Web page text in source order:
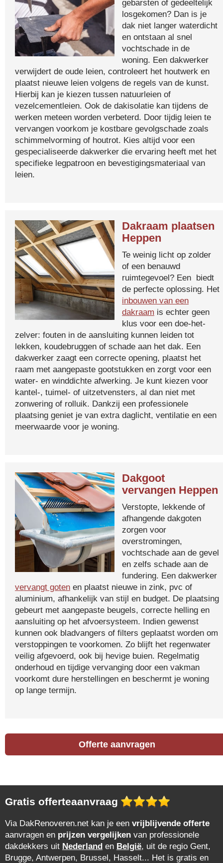
gebarsten of gedeeltelijk
losgekomen? Dan is je
dak niet langer waterdicht
en ontstaan al snel
vochtschade in de
woning. Een dakwerker
verwijdert de oude leien, controleert het houtwerk en
plaatst nieuwe leien volgens de regels van de kunst.
Hierbij kan je kiezen tussen natuurleien of
vezelcementleien. Ook de dakisolatie kan tijdens de
werken meteen worden verbeterd. Door tijdig leien te
vervangen voorkom je kostbare gevolgschade zoals
schimmelvorming of houtrot. Kies altijd voor een
gespecialiseerde dakwerker die ervaring heeft met het
specifieke legpatroon en bevestigingsmateriaal van
leien.
Dakraam plaatsen
Heppen
Te weinig licht op zolder
of een benauwd
ruimtegevoel? Een biedt
de perfecte oplossing. Het
inbouwen van een
dakraam is echter geen
klus voor een doe-het-
zelver: fouten in de aansluiting kunnen leiden tot
lekken, koudebruggen of schade aan het dak. Een
dakwerker zaagt een correcte opening, plaatst het
raam met aangepaste gootstukken en zorgt voor een
water- en winddichte afwerking. Je kunt kiezen voor
kantel-, tuimel- of uitzetvensters, al dan niet met
zonwering of rolluik. Dankzij een professionele
plaatsing geniet je van extra daglicht, ventilatie en een
meerwaarde voor je woning.
Dakgoot
vervangen Heppen
Verstopte, lekkende of
afhangende dakgoten
zorgen voor
overstromingen,
vochtschade aan de gevel
en zelfs schade aan de
fundering. Een dakwerker
vervangt goten en plaatst nieuwe in zink, pvc of
aluminium, afhankelijk van stijl en budget. De plaatsing
gebeurt met aangepaste beugels, correcte helling en
aansluiting op het afvoersysteem. Indien gewenst
kunnen ook bladvangers of filters geplaatst worden om
verstoppingen te voorkomen. Zo blijft het regenwater
veilig afgevoerd, ook bij hevige buien. Regelmatig
onderhoud en tijdige vervanging door een vakman
voorkomt dure herstellingen en beschermt je woning
op lange termijn.
Offerte aanvragen
Gratis offerteaanvraag
Via DakRenoveren.net kan je een vrijblijvende offerte
aanvragen en prijzen vergelijken van professionele
dakdekkers uit Nederland en België, uit de regio Gent,
Brugge, Antwerpen, Brussel, Hasselt... Het is gratis en